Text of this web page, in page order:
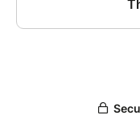
J'ai par ailleurs
Patrimoine